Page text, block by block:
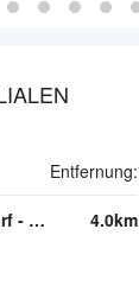
Entfernung:
REWE Center Düsseldorf - Heerdt 4.0km